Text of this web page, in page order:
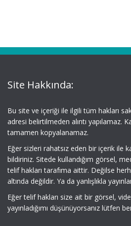
Site Hakkında:
Bu site ve içeriği ile ilgili tüm hakları
adresi belirtilmeden alıntı yapılamaz.
tamamen kopyalanamaz.
Eğer sizleri rahatsız eden bir içerik ile
bildiriniz. Sitede kullandığım görsel,
telif hakları tarafıma aittir. Değilse
altında değildir. Ya da yanlışlıkla
Eğer telif hakları size ait bir görsel,
yayınladığımı düşünüyorsanız lütfen